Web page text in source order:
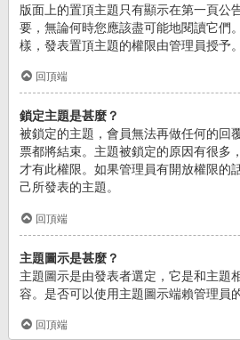
版面上的置頂主題只有顯示在第一頁公
要，無論何時您應該盡可能地閱讀它們
樣，發表置頂主題的權限由管理員授予。
回頂端
鎖定主題是甚麼？
被鎖定的主題，會員無法再做任何的回
票都將結束。主題被鎖定的原因有很多
才有此權限。如果管理員有開放權限的
己所發表的主題。
回頂端
主題圖示是甚麼？
主題圖示是由發表者選定，它是和主題
容。是否可以使用主題圖示端賴管理員
回頂端